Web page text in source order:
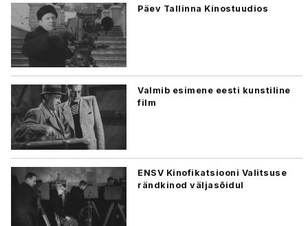
Päev Tallinna Kinostuudios
Valmib esimene eesti kunstiline
film
ENSV Kinofikatsiooni Valitsuse
rändkinod väljasõidul